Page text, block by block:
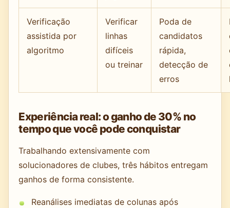
Verificação
assistida por
algoritmo
Verificar
linhas
difíceis
ou treinar
Poda de
candidatos
rápida,
detecção de
erros
Experiência real: o ganho de 30% no
tempo que você pode conquistar
Trabalhando extensivamente com
solucionadores de clubes, três hábitos entregam
ganhos de forma consistente.
Reanálises imediatas de colunas após